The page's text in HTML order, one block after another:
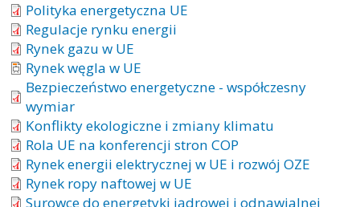
Polityka energetyczna UE
Regulacje rynku energii
Rynek gazu w UE
Rynek węgla w UE
Bezpieczeństwo energetyczne - współczesny
wymiar
Konflikty ekologiczne i zmiany klimatu
Rola UE na konferencji stron COP
Rynek energii elektrycznej w UE i rozwój OZE
Rynek ropy naftowej w UE
Surowce do energetyki jądrowej i odnawialnej